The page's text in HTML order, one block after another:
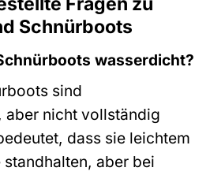
Schnürboots
wasserdicht?
sind
aber nicht vollständig
dass sie leichtem
standhalten, aber bei